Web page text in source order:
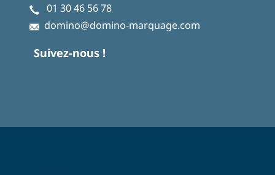
01 30 46 56 78
domino@domino-marquage.com
Suivez-nous !